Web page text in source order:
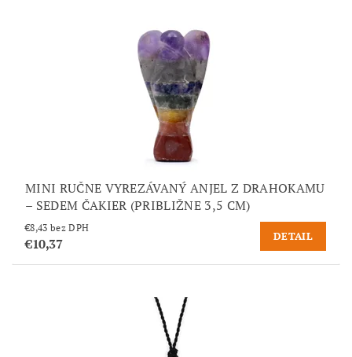
MINI RUČNE VYREZÁVANÝ ANJEL Z DRAHOKAMU
– SEDEM ČAKIER (PRIBLIŽNE 3,5 CM)
€8,43 bez DPH
€10,37 DETAIL